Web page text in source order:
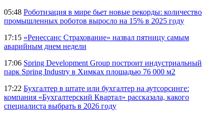
05:48 Роботизация в мире бьет новые рекорды: количество
промышленных роботов выросло на 15% в 2025 году
17:15 «Ренессанс Страхование» назвал пятницу самым
аварийным днем недели
17:06 Spring Development Group построит индустриальный
парк Spring Industry в Химках площадью 76 000 м2
17:22 Бухгалтер в штате или бухгалтер на аутсорсинге:
компания «Бухгалтерский Квартал» рассказала, какого
специалиста выбрать в 2026 году